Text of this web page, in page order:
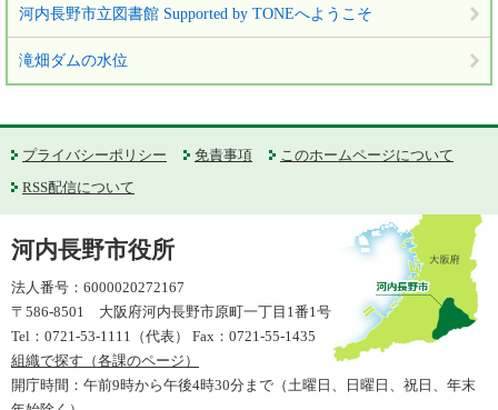
河内長野市立図書館 Supported by TONEへようこそ
滝畑ダムの水位
プライバシーポリシー 免責事項
このホームページについて
RSS配信について
河内長野市役所
法人番号：6000020272167
〒586-8501 大阪府河内長野市原町一丁目1番1号
Tel：0721-53-1111（代表） Fax：0721-55-1435
組織で探す（各課のページ）
開庁時間：午前9時から午後4時30分まで（土曜日、日曜日、祝日、年末